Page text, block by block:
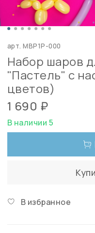
арт.MBP1P-000
Набор шаров
"Пастель" с
цветов)
1 690 ₽
В наличии 5
В избранное